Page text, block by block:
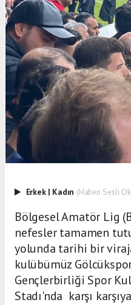
Erkek | Kadın (Haberi Sesli
Bölgesel Amatör Lig
nefesler tamamen
yolunda tarihi bir
kulübümüz
Gençlerbirliği Spor
Stadı'nda karşı